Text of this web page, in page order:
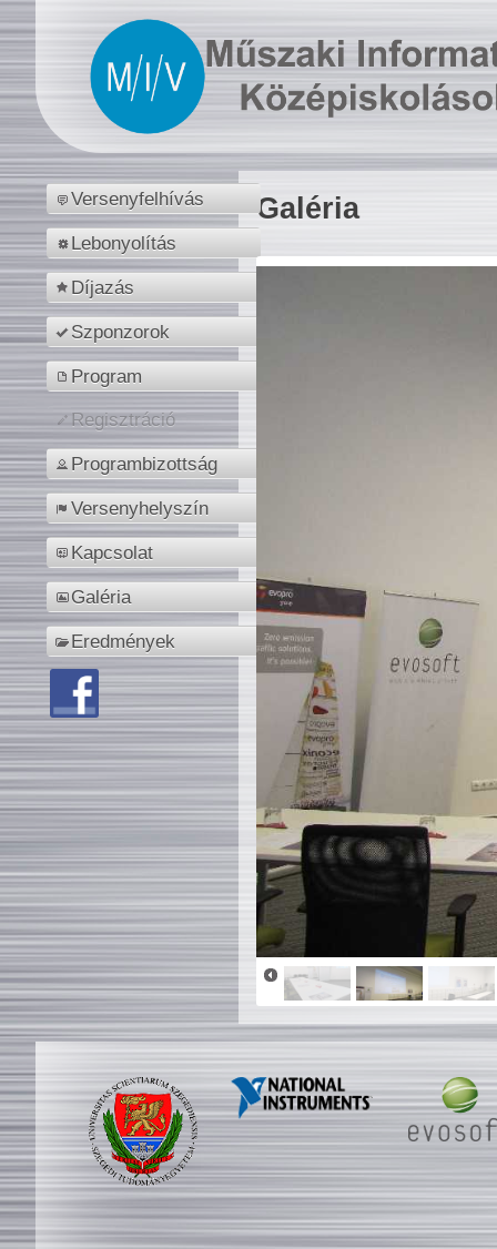
Versenyfelhívás
Lebonyolítás
Díjazás
Szponzorok
Program
Regisztráció
Programbizottság
Versenyhelyszín
Kapcsolat
Galéria
Eredmények
Galéria